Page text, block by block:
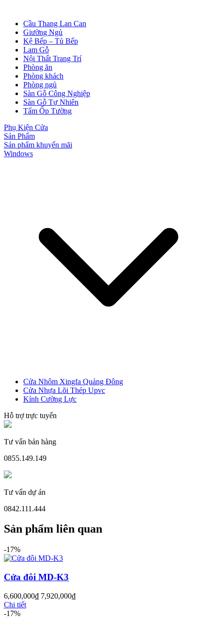
Cầu Thang Lan Can
Giường Ngủ
Kệ Bếp – Tủ Bếp
Lam Gỗ
Nội Thất Trang Trí
Phòng ăn
Phòng khách
Phòng ngủ
Sàn Gỗ Công Nghiệp
Sàn Gỗ Tự Nhiên
Tấm Ốp Tường
Phụ Kiện Cửa
Sản Phẩm
Sản phẩm khuyến mãi
Windows
Cửa Nhôm Xingfa Quảng Đông
Cửa Nhựa Lõi Thép Upvc
Kính Cường Lực
Hỗ trợ trực tuyến
Tư vấn bán hàng
0855.149.149
Tư vấn dự án
0842.111.444
Sản phẩm liên quan
-17%
Cửa đôi MD-K3
6,600,000₫ 7,920,000₫
Chi tiết
-17%